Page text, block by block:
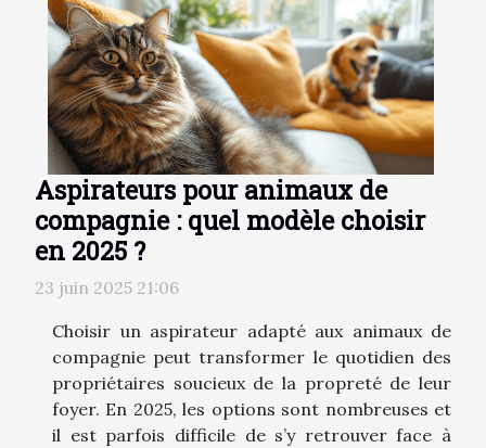
Aspirateurs pour animaux de
compagnie : quel modèle choisir
en 2025 ?
23 juin 2025 21:06
Choisir un aspirateur adapté aux animaux de
compagnie peut transformer le quotidien des
propriétaires soucieux de la propreté de leur
foyer. En 2025, les options sont nombreuses et
il est parfois difficile de s’y retrouver face à